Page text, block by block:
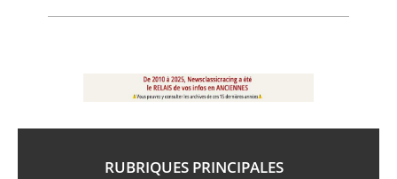
RUBRIQUES PRINCIPALES